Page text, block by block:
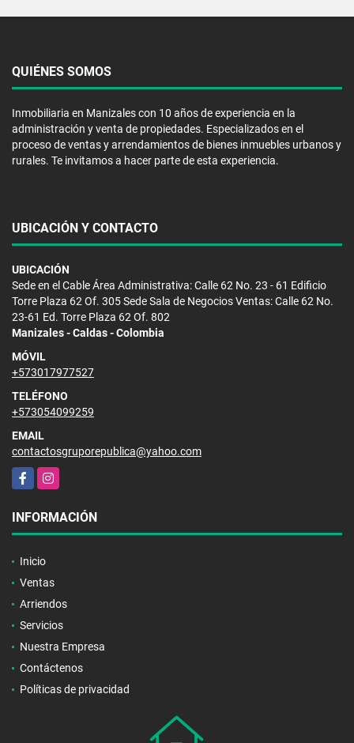
QUIÉNES SOMOS
Inmobiliaria en Manizales con 10 años de experiencia en la
administración y venta de propiedades. Especializados en el
proceso de ventas y arrendamientos de bienes inmuebles urbanos y
rurales. Te invitamos a hacer parte de esta experiencia.
UBICACIÓN Y CONTACTO
UBICACIÓN
Sede en el Cable Área Administrativa: Calle 62 No. 23 - 61 Edificio
Torre Plaza 62 Of. 305 Sede Sala de Negocios Ventas: Calle 62 No.
23-61 Ed. Torre Plaza 62 Of. 802
Manizales - Caldas - Colombia
MÓVIL
+573017977527
TELÉFONO
+573054099259
EMAIL
contactosgruporepublica@yahoo.com
FacebookInstagram
INFORMACIÓN
Inicio
Ventas
Arriendos
Servicios
Nuestra Empresa
Contáctenos
Políticas de privacidad